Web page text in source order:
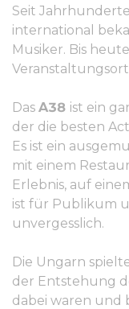
Seit
international
Musiker. Bis
Das A38 ist ein
der die besten
Es ist ein
mit einem
Erlebnis, auf
ist für Publikum
unvergesslich.
Die Ungarn
der Entstehung
dabei waren und